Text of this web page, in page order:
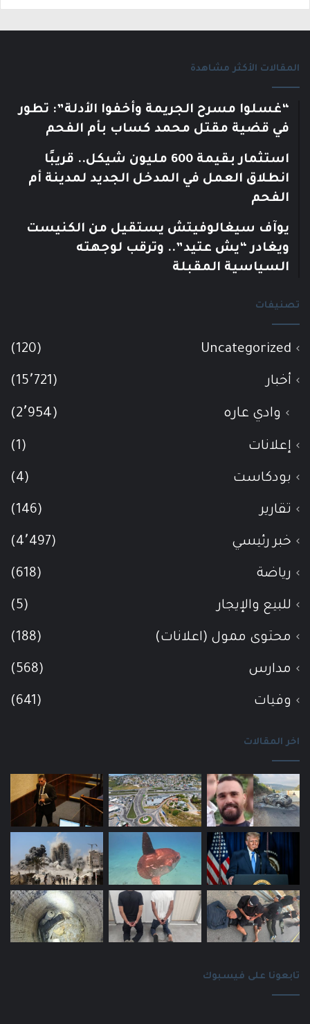
المقالات الأكثر مشاهدة
“غسلوا مسرح الجريمة وأخفوا الأدلة”: تطور
في قضية مقتل محمد كساب بأم الفحم
استثمار بقيمة 600 مليون شيكل.. قريبًا
انطلاق العمل في المدخل الجديد لمدينة أم
الفحم
يوآف سيغالوفيتش يستقيل من الكنيست
ويغادر “يش عتيد”.. وترقب لوجهته
السياسية المقبلة
تصنيفات
Uncategorized
(120)
أخبار (15٬721)
وادي عاره (2٬954)
إعلانات (1)
بودكاست (4)
تقارير (146)
خبر رئيسي (4٬497)
رياضة (618)
للبيع والإيجار (5)
محتوى ممول (اعلانات) (188)
مدارس (568)
وفيات (641)
اخر المقالات
تابعونا على فيسبوك